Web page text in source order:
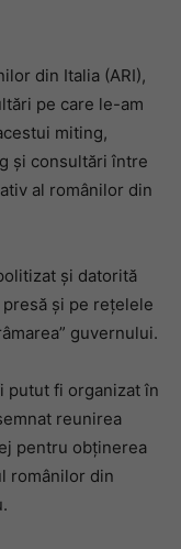
din Italia (ARI),
pe care le-am
miting,
şi consultări între
al românilor din
şi datorită
şi pe reţelele
guvernului.
putut fi organizat în
reunirea
pentru obţinerea
românilor din